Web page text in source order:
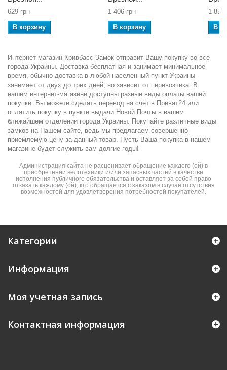
629 грн
В корзину
1 406 грн
В корзину
1 850
В
Интернет-магазин Кривбасс-Замок отправит Вашу покупку во все
города Украины. Доставка бесплатная и занимает минимальное
время, обычно доставка в любой населенный пункт Украины
занимает от двух до трех дней, но зависит от перевозчика. В
нашем интернет-магазине доступны разные виды оплаты вашей
покупки. Вы можете сделать перевод на счет в Приват24 или
оплатить покупку в пункте выдачи Новой Почты в вашем
ближайшем отделении города Украины. Покупайте различные виды
замков на Нашем сайте, ведь мы предлагаем совершенно
приемлемую цену за данный товар. Пусть Ваша покупка в нашем
магазине будет служить вам долгие годы!
Администрация сайта не расценивает обращение каждого (ой) в
приобретении велотехники и/или запасных частей в качестве
исполнения публичного обязательства и оставляет за собой право
отказать каждому (ой), кто обращается с заказом в случае отсутствия
возможностей для удовлетворения потребностей покупателей.
Категории
Информация
Моя учетная запись
Контактная информация